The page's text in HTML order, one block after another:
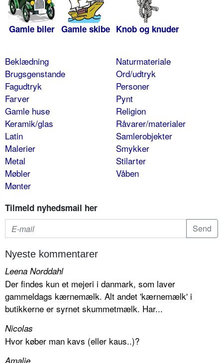
Gamle biler Gamle skibe Knob og knuder
Beklædning
Brugsgenstande
Fagudtryk
Farver
Gamle huse
Keramik/glas
Latin
Malerier
Metal
Møbler
Mønter
Naturmateriale
Ord/udtryk
Personer
Pynt
Religion
Råvarer/materialer
Samlerobjekter
Smykker
Stilarter
Våben
Tilmeld nyhedsmail her
Nyeste kommentarer
Leena Norddahl
Der findes kun et mejeri i danmark, som laver
gammeldags kærnemælk. Alt andet 'kærnemælk' i
butikkerne er syrnet skummetmælk. Har...
Nicolas
Hvor køber man kavs (eller kaus..)?